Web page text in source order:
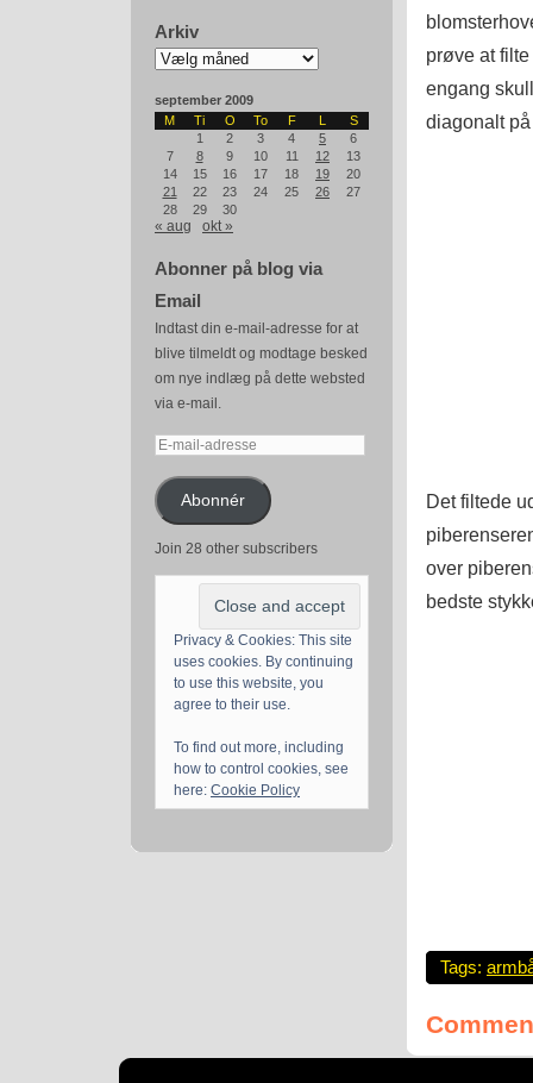
Arkiv
Arkiv
september 2009
M
Ti O To F L
S
1
2 3 4 5
6
7
8 9 10 11 12
13
14
15 16 17 18 19
20
21
22 23 24 25 26
27
28
29 30
« aug okt »
Abonner på blog via
Email
Indtast din e-mail-adresse for at
blive tilmeldt og modtage besked
om nye indlæg på dette websted
via e-mail.
E-
adresseAbonnér
Join 28 other subscribers
Privacy & Cookies: This site
uses cookies. By continuing
to use this website, you
agree to their use.
To find out more, including
how to control cookies, see
here: Cookie Policy
prøve at
engang
diagonalt
Det filtede
over
bedste
Tags: